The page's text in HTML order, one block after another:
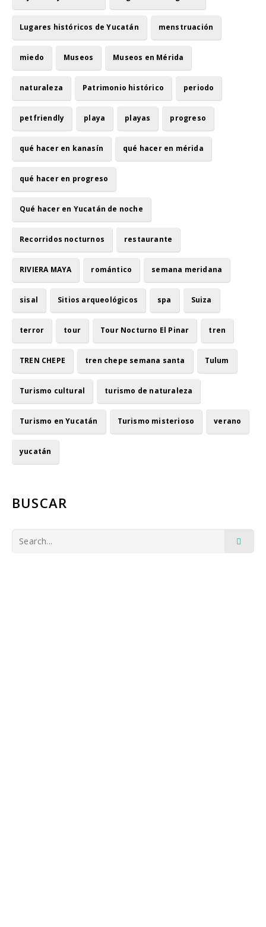
Lugares históricos de Yucatán menstruación
miedo Museos Museos en Mérida
naturaleza Patrimonio histórico periodo
petfriendly playa playas progreso
qué hacer en kanasín qué hacer en mérida
qué hacer en progreso
Qué hacer en Yucatán de noche
Recorridos nocturnos restaurante
RIVIERA MAYA romántico semana meridana
sisal Sitios arqueológicos spa Suiza
terror tour Tour Nocturno El Pinar tren
TREN CHEPE tren chepe semana santa Tulum
Turismo cultural turismo de naturaleza
Turismo en Yucatán Turismo misterioso verano
yucatán
BUSCAR